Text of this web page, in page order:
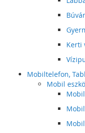
Kerti
Mobiltelefon,
Mobil